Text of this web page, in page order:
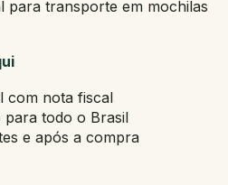
para transporte em mochilas
com nota fiscal
para todo o Brasil
e após a compra